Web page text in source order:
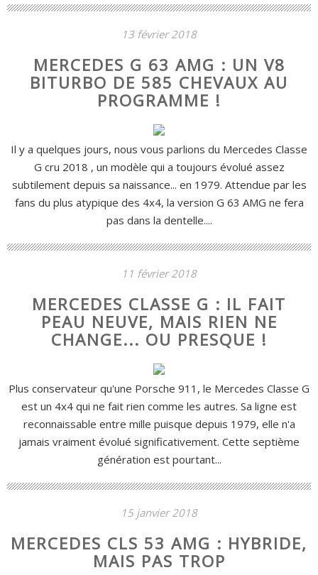
13 février 2018
MERCEDES G 63 AMG : UN V8
BITURBO DE 585 CHEVAUX AU
PROGRAMME !
Il y a quelques jours, nous vous parlions du Mercedes Classe
G cru 2018 , un modèle qui a toujours évolué assez
subtilement depuis sa naissance... en 1979. Attendue par les
fans du plus atypique des 4x4, la version G 63 AMG ne fera
pas dans la dentelle....
11 février 2018
MERCEDES CLASSE G : IL FAIT
PEAU NEUVE, MAIS RIEN NE
CHANGE... OU PRESQUE !
Plus conservateur qu'une Porsche 911, le Mercedes Classe G
est un 4x4 qui ne fait rien comme les autres. Sa ligne est
reconnaissable entre mille puisque depuis 1979, elle n'a
jamais vraiment évolué significativement. Cette septième
génération est pourtant...
15 janvier 2018
MERCEDES CLS 53 AMG : HYBRIDE,
MAIS PAS TROP